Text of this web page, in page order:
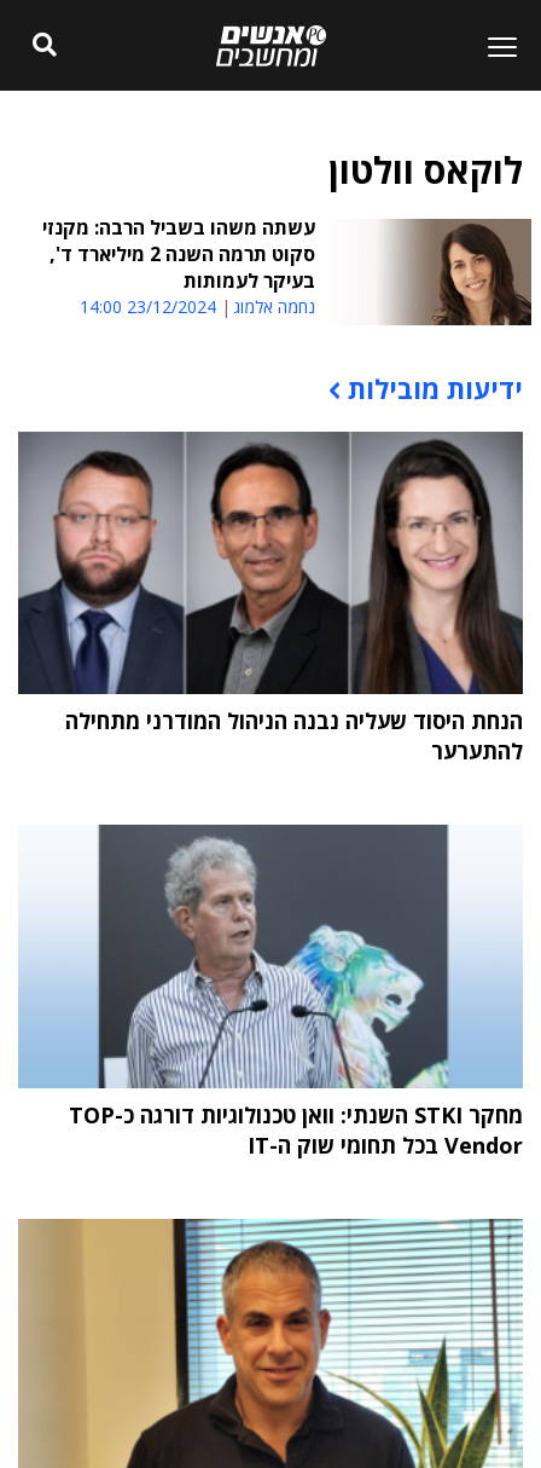
לוקאס וולטון
עשתה משהו בשביל הרבה: מקנזי
סקוט תרמה השנה 2 מיליארד ד',
בעיקר לעמותות
נחמה אלמוג 23/12/2024 14:00
תוכן פרסומי
ידיעות מובילות
הנחת היסוד שעליה נבנה הניהול המודרני מתחילה
להתערער
מחקר STKI השנתי: וואן טכנולוגיות דורגה כ-TOP
Vendor בכל תחומי שוק ה-IT